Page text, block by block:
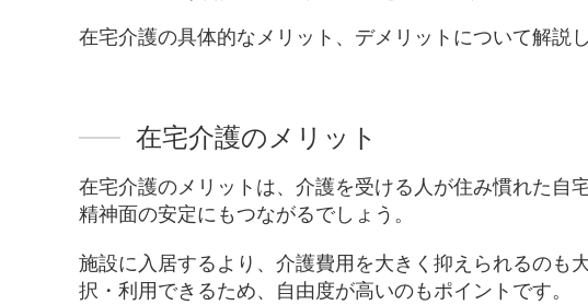
在宅介護の具体的なメリット、デメリットについて解説し
在宅介護のメリット
在宅介護のメリットは、介護を受ける人が住み慣れた自
精神面の安定にもつながるでしょう。
施設に入居するより、介護費用を大きく抑えられるのも
択・利用できるため、自由度が高いのもポイントです。